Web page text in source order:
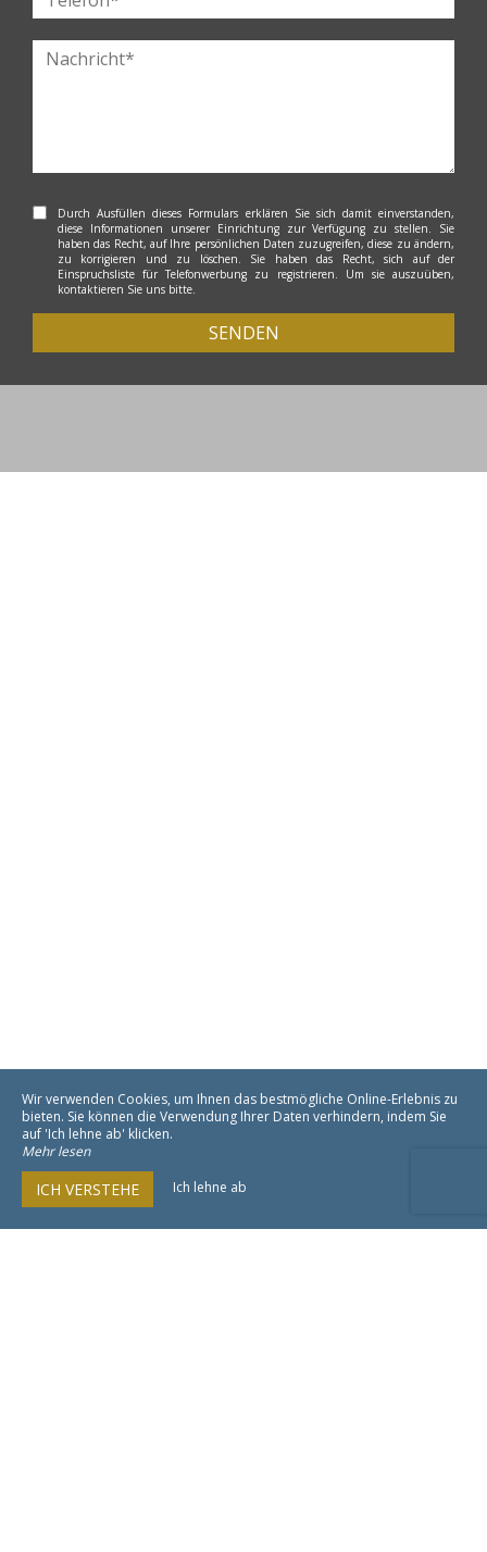
Durch Ausfüllen dieses Formulars erklären Sie sich damit einverstanden,
diese Informationen unserer Einrichtung zur Verfügung zu stellen. Sie
haben das Recht, auf Ihre persönlichen Daten zuzugreifen, diese zu ändern,
zu korrigieren und zu löschen. Sie haben das Recht, sich auf der
Einspruchsliste für Telefonwerbung zu registrieren. Um sie auszuüben,
kontaktieren Sie uns bitte.
SENDEN
Wir verwenden Cookies, um Ihnen das bestmögliche Online-Erlebnis zu
bieten. Sie können die Verwendung Ihrer Daten verhindern, indem Sie
auf 'Ich lehne ab' klicken.
Mehr lesen
ICH VERSTEHE Ich lehne ab